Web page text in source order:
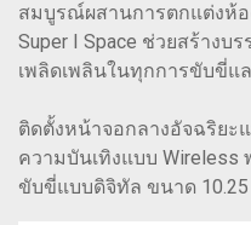
สมบูรณ์ผสานการตกแต่งห้อ
Super I Space ช่วยสร้างบ
เพลิดเพลินในทุกการขับขี่แ
ติดตั้งหน้าจอกลางอัจฉริยะ
ความบันเทิงแบบ
ขับขี่แบบดิจิทัล ขนาด